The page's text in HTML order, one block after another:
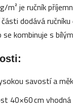
m² je ručník
dodává
kombinuje s
savostí a
40×60 cm vhodná